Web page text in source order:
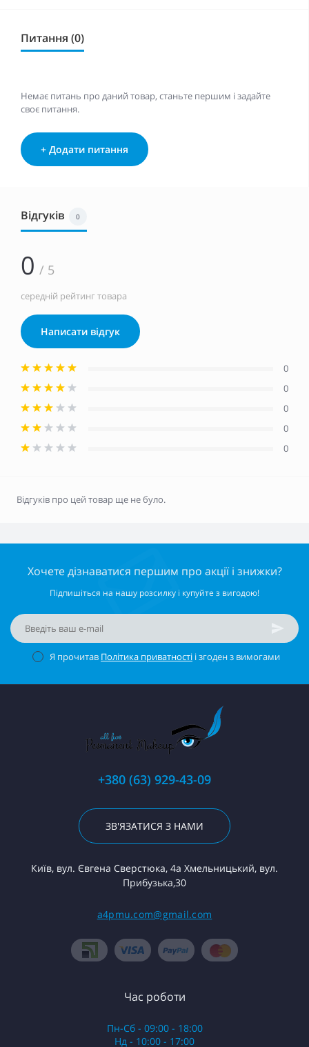
Питання (0)
Немає питань про даний товар, станьте першим і задайте
своє питання.
+ Додати питання
Відгуків 0
0 / 5
середній рейтинг товара
Написати відгук
0
0
0
0
0
Відгуків про цей товар ще не було.
Хочете дізнаватися першим про акції і знижки?
Підпишіться на нашу розсилку і купуйте з вигодою!
Я прочитав Політика приватності і згоден з вимогами
+380 (63) 929-43-09
ЗВ'ЯЗАТИСЯ З НАМИ
Київ, вул. Євгена Сверстюка, 4а Хмельницький, вул.
Прибузька,30
a4pmu.com@gmail.com
Час роботи
Пн-Сб - 09:00 - 18:00
Нд - 10:00 - 17:00